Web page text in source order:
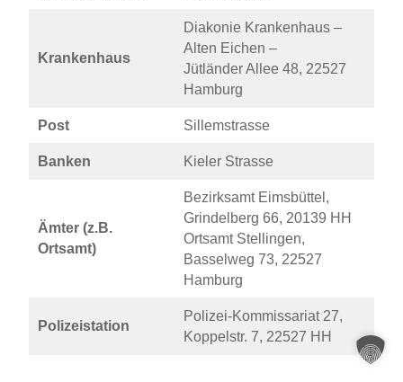
Krankenhaus
Diakonie Krankenhaus –
Alten Eichen –
Jütländer Allee 48, 22527
Hamburg
Post Sillemstrasse
Banken Kieler Strasse
Ämter (z.B.
Ortsamt)
Bezirksamt Eimsbüttel,
Grindelberg 66, 20139 HH
Ortsamt Stellingen,
Basselweg 73, 22527
Hamburg
Polizeistation
Polizei-Kommissariat 27,
Koppelstr. 7, 22527 HH